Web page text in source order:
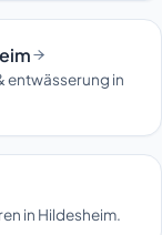
entwässerung in
in Hildesheim.